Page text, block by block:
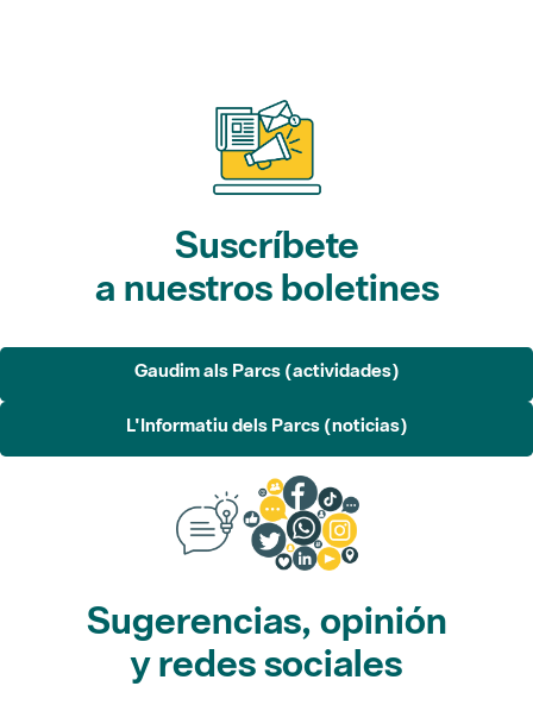
Suscríbete
a nuestros boletines
Gaudim als Parcs (actividades)
L'Informatiu dels Parcs (noticias)
Sugerencias, opinión
y redes sociales